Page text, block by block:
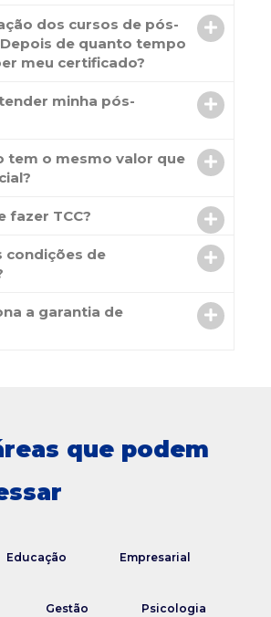
dos cursos de pós-
de quanto tempo
meu certificado?
minha pós-
tem o mesmo valor que
fazer TCC?
condições de
a garantia de
que podem
Educação Empresarial
Gestão Psicologia